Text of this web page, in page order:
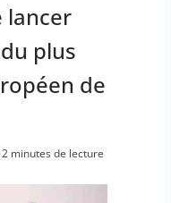
lancer
plus
de
2 minutes de lecture